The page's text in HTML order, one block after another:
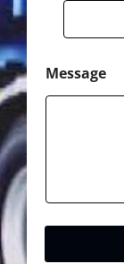
Message